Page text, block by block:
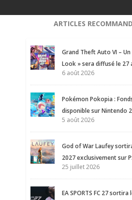
ARTICLES
Grand Theft Auto VI – Un
Look » sera diffusé le 27
6 août 2026
Pokémon Pokopia :
disponible sur Nintendo 2
5 août 2026
God of War Laufey
2027 exclusivement sur
25 juillet 2026
EA SPORTS FC 27 sortira